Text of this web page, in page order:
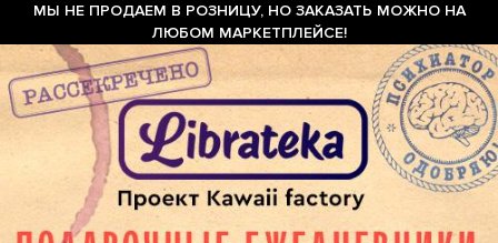
МЫ НЕ ПРОДАЕМ В РОЗНИЦУ, НО ЗАКАЗАТЬ МОЖНО НА
ЛЮБОМ МАРКЕТПЛЕЙСЕ!